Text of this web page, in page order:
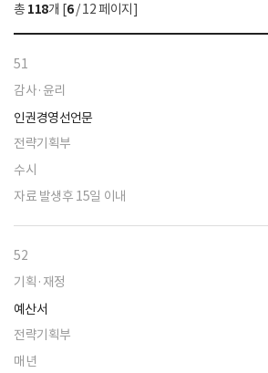
선
택
총 118개 [6/ 12 페이지]
51
감사·윤리
인권경영선언문
전략기획부
수시
자료 발생후 15일 이내
52
기획·재정
예산서
전략기획부
매년